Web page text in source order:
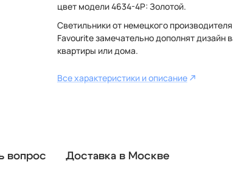
цвет модели 4634-4P: Золотой.
Светильники от немецкого производителя
Favourite замечательно дополнят дизайн
квартиры или дома.
Все характеристики и описание
вопрос Доставка в Москве